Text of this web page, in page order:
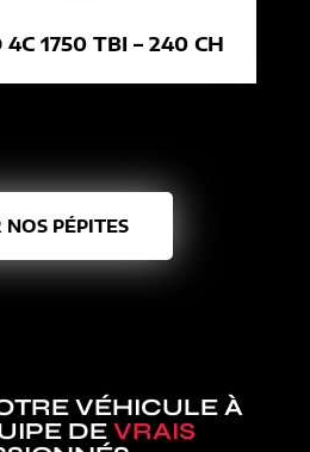
4C 1750 TBI – 240 CH
NOS PÉPITES
VÉHICULE À
DE VRAIS